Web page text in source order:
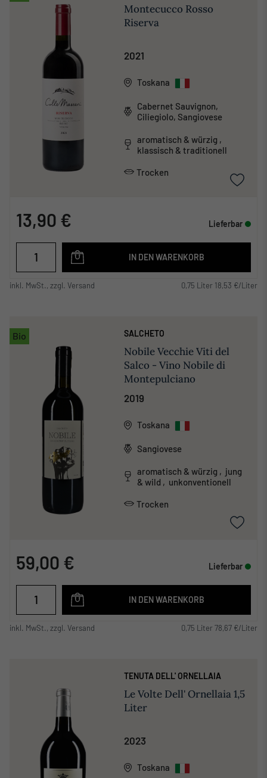
Montecucco Rosso
Riserva
2021
Toskana
Cabernet Sauvignon,
Ciliegiolo, Sangiovese
aromatisch & würzig ,
klassisch & traditionell
Trocken
13,90 € Lieferbar
IN DEN WARENKORB
inkl. MwSt., zzgl. Versand 0,75 Liter 18,53 €/Liter
Bio SALCHETO
Nobile Vecchie Viti del
Salco - Vino Nobile di
Montepulciano
2019
Toskana
Sangiovese
aromatisch & würzig , jung
& wild , unkonventionell
Trocken
59,00 € Lieferbar
IN DEN WARENKORB
inkl. MwSt., zzgl. Versand 0,75 Liter 78,67 €/Liter
TENUTA DELL' ORNELLAIA
Le Volte Dell' Ornellaia 1,5
Liter
2023
Toskana